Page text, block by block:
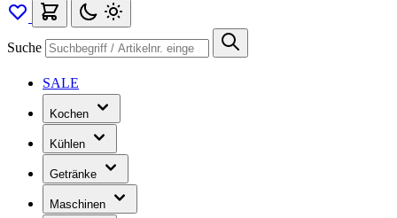
Suche
SALE
Kochen
Kühlen
Getränke
Maschinen